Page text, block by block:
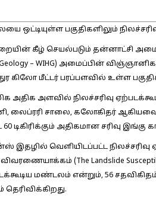
ஒட்டியுள்ள பகுதிகளிலும்
கீழ் செயல்படும் தன்னாட்சி
Geology – WIHG) அமைப்பின்
கிலோ மீட்டர் பரப்பளவில் உள்ள
அதிக அளவில் நிலச்சரிவு
லைப்ரரி சாலை, கலோகிதர்
டிகிரிக்கும் அதிகமான சரிவு இங்கு
இதழில் வெளியிடப்பட்ட நிலச்சரிவு
(The Landslide
மண்டலம் என்றும், 56
தெரிவிக்கிறது.